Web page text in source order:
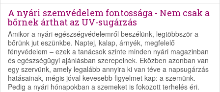
A nyári szemvédelem fontossága - Nem csak a
bőrnek árthat az UV-sugárzás
Amikor a nyári egészségvédelemről beszélünk, legtöbbször a
bőrünk jut eszünkbe. Naptej, kalap, árnyék, megfelelő
fényvédelem – ezek a tanácsok szinte minden nyári magazinban
és egészségügyi ajánlásban szerepelnek. Eközben azonban van
egy szervünk, amely legalább annyira ki van téve a napsugárzás
hatásainak, mégis jóval kevesebb figyelmet kap: a szemünk.
Pedig a nyári hónapokban a szemeket is fokozott terhelés éri.